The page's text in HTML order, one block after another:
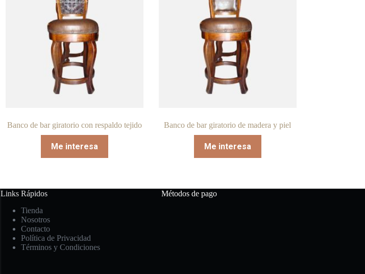
Banco de bar giratorio con respaldo tejido
Me interesa
Banco de bar giratorio de madera y piel
Me interesa
Links Rápidos
Tienda
Nosotros
Contacto
Política de Privacidad
Términos y Condiciones
Métodos de pago